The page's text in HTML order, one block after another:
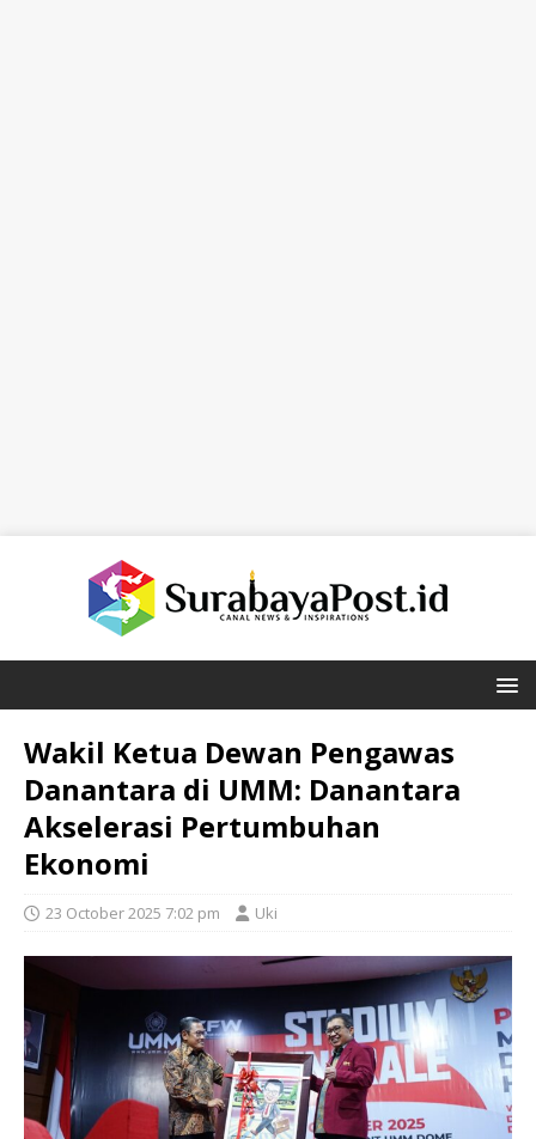
Wakil Ketua Dewan Pengawas
Danantara di UMM: Danantara
Akselerasi Pertumbuhan
Ekonomi
23 October 2025 7:02 pm Uki